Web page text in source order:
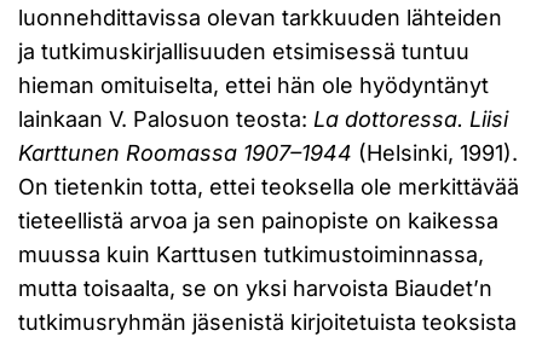
luonnehdittavissa olevan tarkkuuden lähteiden
ja tutkimuskirjallisuuden etsimisessä tuntuu
hieman omituiselta, ettei hän ole hyödyntänyt
lainkaan V. Palosuon teosta: La dottoressa. Liisi
Karttunen Roomassa 1907–1944 (Helsinki, 1991).
On tietenkin totta, ettei teoksella ole merkittävää
tieteellistä arvoa ja sen painopiste on kaikessa
muussa kuin Karttusen tutkimustoiminnassa,
mutta toisaalta, se on yksi harvoista Biaudet’n
tutkimusryhmän jäsenistä kirjoitetuista teoksista